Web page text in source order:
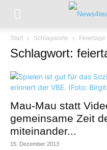
Start Schlagworte Feiertage
Schlagwort:
Mau-Mau statt
gemeinsame Zeit
miteinander...
15. Dezember 2013